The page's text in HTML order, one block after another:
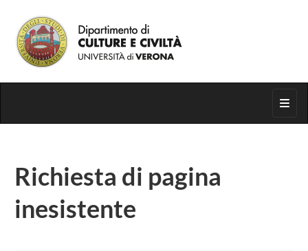
Richiesta di pagina
inesistente